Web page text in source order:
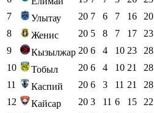
7
Улытау 20 7 6 7 16 20
8
Женис 20 5 8 7 17 23
9
Кызылжар 20 6 4 10 23 28
10
Тобыл 20 6 4 10 21 28
11
Каспий 20 6 3 11 21 28
12
Кайсар 20 3 11 6 15 22